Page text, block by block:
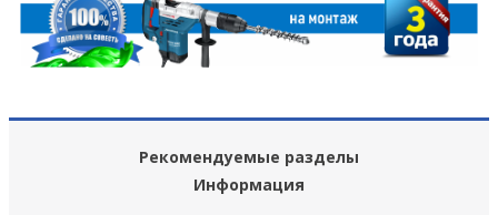
Рекомендуемые разделы
Информация